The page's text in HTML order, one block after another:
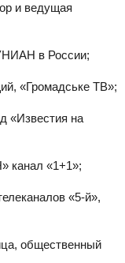
и ведущая
в России;
«Громадське ТВ»;
«Известия на
канал «1+1»;
«5-й»,
общественный